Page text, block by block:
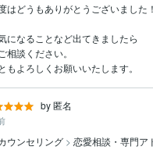
はどうもありがとうございました！
になることなど出てきましたら
相談ください。
もよろしくお願いいたします。
by 匿名
ウンセリング > 恋愛相談・専門ア